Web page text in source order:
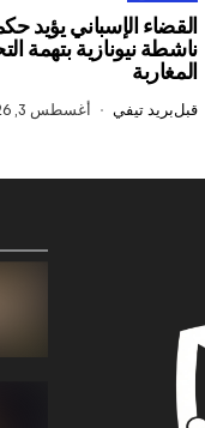
القضاء الإسباني يؤيد
ناشطة نيونازية بتهمة
المغاربة
قبلبريد تيفي أغسطس 3, 2026